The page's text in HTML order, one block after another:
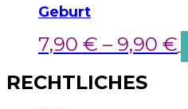
Geburt
7,90 € – 9,90 €
RECHTLICHES